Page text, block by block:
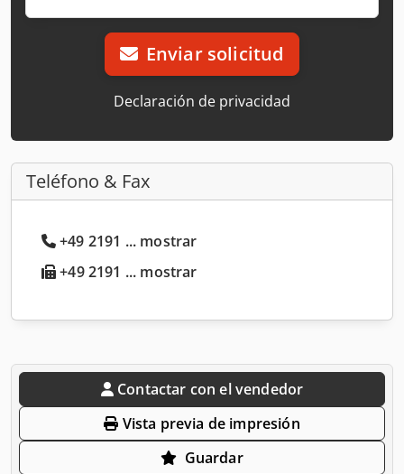
Enviar solicitud
Declaración de privacidad
Teléfono & Fax
+49 2191 ... mostrar
+49 2191 ... mostrar
Contactar con el vendedor
Vista previa de impresión
Guardar